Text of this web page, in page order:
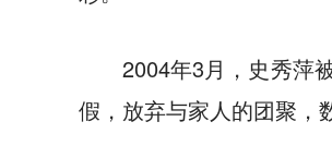
2004年3月，史秀萍
假，放弃与家人的团聚，